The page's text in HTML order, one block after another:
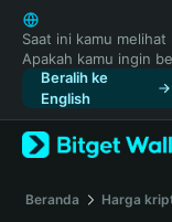
English
日本語
Tiếng Việt
Русский
Español
Türkçe
Français
Saat ini kamu melihat
Apakah kamu ingin
Beralih ke
English
Beranda Harga